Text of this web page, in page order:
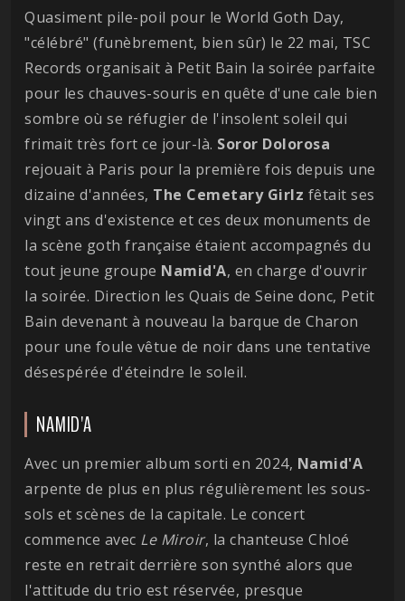
Quasiment pile-poil pour le World Goth Day,
"célébré" (funèbrement, bien sûr) le 22 mai, TSC
Records organisait à Petit Bain la soirée parfaite
pour les chauves-souris en quête d'une cale bien
sombre où se réfugier de l'insolent soleil qui
frimait très fort ce jour-là. Soror Dolorosa
rejouait à Paris pour la première fois depuis une
dizaine d'années, The Cemetary Girlz fêtait ses
vingt ans d'existence et ces deux monuments de
la scène goth française étaient accompagnés du
tout jeune groupe Namid'A, en charge d'ouvrir
la soirée. Direction les Quais de Seine donc, Petit
Bain devenant à nouveau la barque de Charon
pour une foule vêtue de noir dans une tentative
désespérée d'éteindre le soleil.
NAMID'A
Avec un premier album sorti en 2024, Namid'A
arpente de plus en plus régulièrement les sous-
sols et scènes de la capitale. Le concert
commence avec Le Miroir, la chanteuse Chloé
reste en retrait derrière son synthé alors que
l'attitude du trio est réservée, presque